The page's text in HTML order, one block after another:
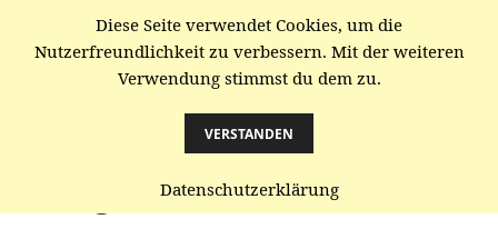
gaenze.de
Lied/Gebet für Stimme und
Diese Seite verwendet Cookies, um die
Nutzerfreundlichkeit zu verbessern. Mit der weiteren
Verwendung stimmst du dem zu.
VERSTANDEN
Datenschutzerklärung